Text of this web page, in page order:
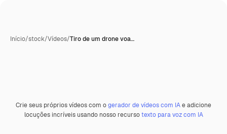
Início/stock/Vídeos/Tiro de um drone voa…
Premium
Crie seus próprios vídeos com ogerador de vídeos com IAe adicione
locuções incríveis usando nosso recursotexto para voz com IA